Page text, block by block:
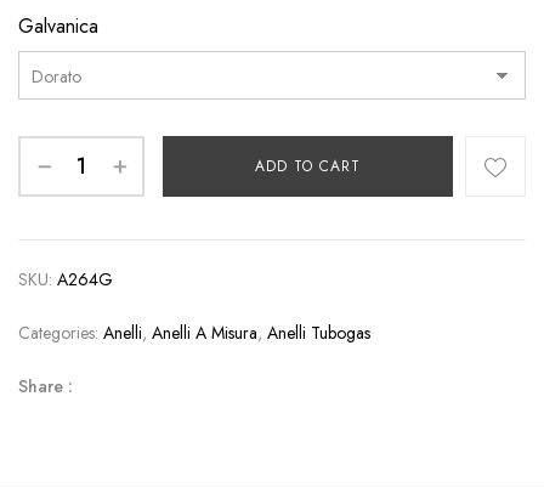
Galvanica
ADD TO CART
SKU: A264G
Categories: Anelli, Anelli A Misura, Anelli Tubogas
Share :